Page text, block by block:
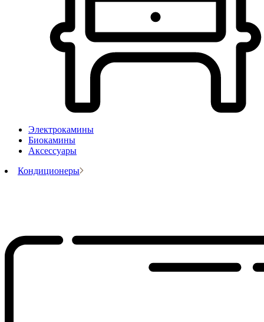
Электрокамины
Биокамины
Аксессуары
Кондиционеры